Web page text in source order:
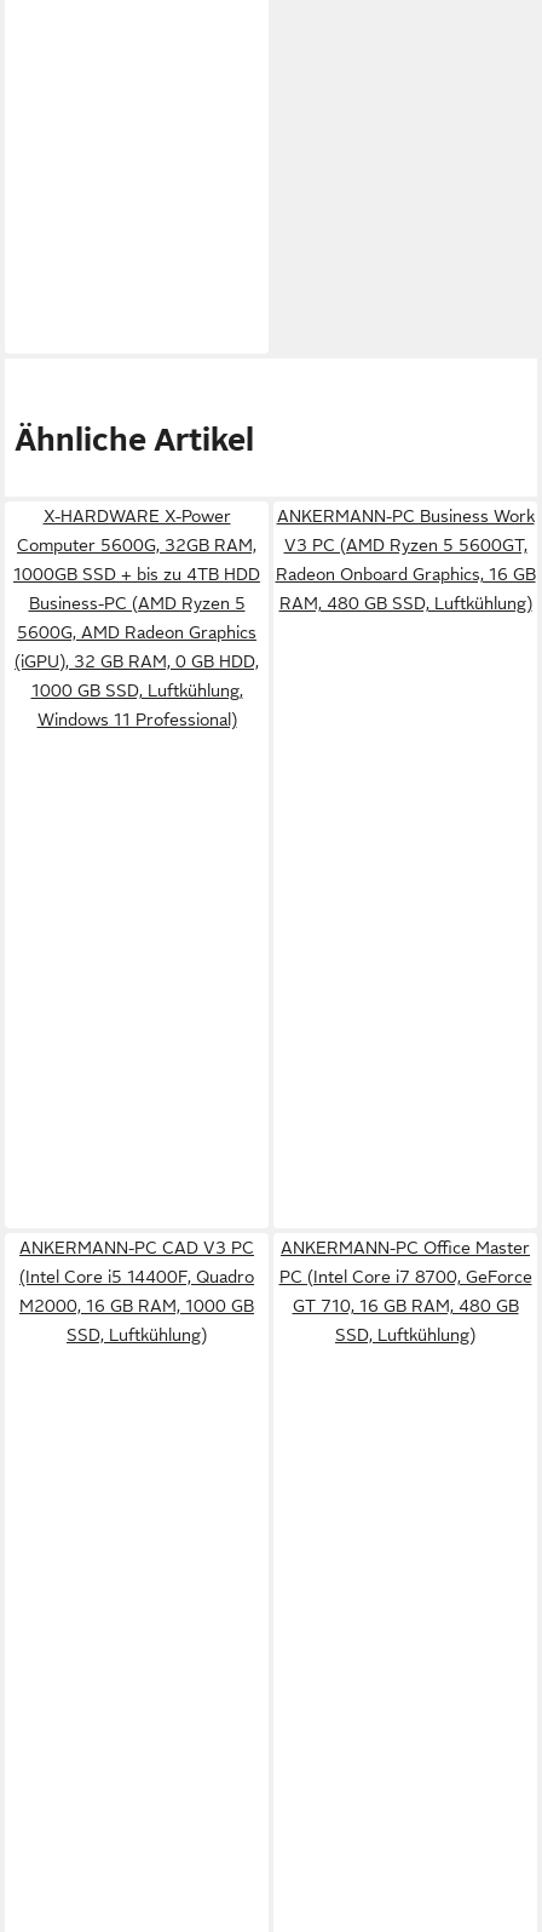
Ähnliche Artikel
X-HARDWARE X-Power
Computer 5600G, 32GB RAM,
1000GB SSD + bis zu 4TB HDD
Business-PC (AMD Ryzen 5
5600G, AMD Radeon Graphics
(iGPU), 32 GB RAM, 0 GB HDD,
1000 GB SSD, Luftkühlung,
Windows 11 Professional)
ANKERMANN-PC Business Work
V3 PC (AMD Ryzen 5 5600GT,
Radeon Onboard Graphics, 16 GB
RAM, 480 GB SSD, Luftkühlung)
ANKERMANN-PC CAD V3 PC
(Intel Core i5 14400F, Quadro
M2000, 16 GB RAM, 1000 GB
SSD, Luftkühlung)
ANKERMANN-PC Office Master
PC (Intel Core i7 8700, GeForce
GT 710, 16 GB RAM, 480 GB
SSD, Luftkühlung)